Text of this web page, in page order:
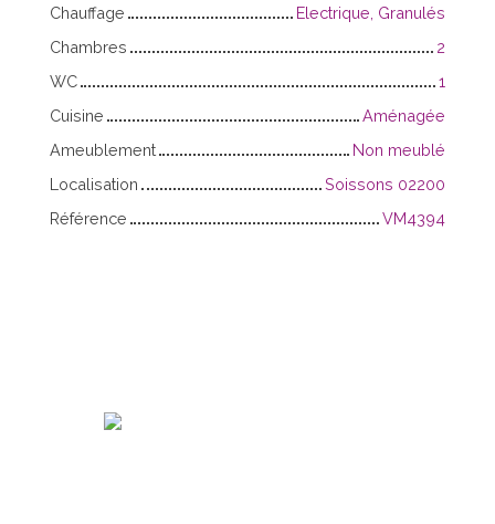
Chauffage
Electrique, Granulés
Chambres
2
WC
1
Cuisine
Aménagée
Ameublement
Non meublé
Localisation
Soissons 02200
Référence
VM4394